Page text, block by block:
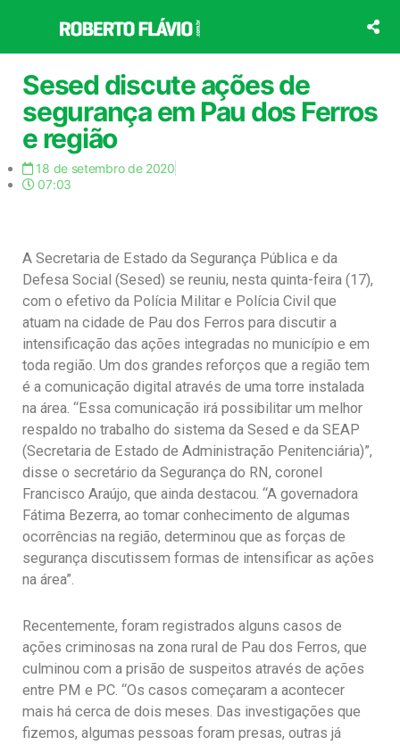
o
conteúdo
Sesed discute ações de
segurança em Pau dos Ferros
e região
18 de setembro de 2020
07:03
A Secretaria de Estado da Segurança Pública e da
Defesa Social (Sesed) se reuniu, nesta quinta-feira (17),
com o efetivo da Polícia Militar e Polícia Civil que
atuam na cidade de Pau dos Ferros para discutir a
intensificação das ações integradas no município e em
toda região. Um dos grandes reforços que a região tem
é a comunicação digital através de uma torre instalada
na área. “Essa comunicação irá possibilitar um melhor
respaldo no trabalho do sistema da Sesed e da SEAP
(Secretaria de Estado de Administração Penitenciária)”,
disse o secretário da Segurança do RN, coronel
Francisco Araújo, que ainda destacou. “A governadora
Fátima Bezerra, ao tomar conhecimento de algumas
ocorrências na região, determinou que as forças de
segurança discutissem formas de intensificar as ações
na área”.
Recentemente, foram registrados alguns casos de
ações criminosas na zona rural de Pau dos Ferros, que
culminou com a prisão de suspeitos através de ações
entre PM e PC. “Os casos começaram a acontecer
mais há cerca de dois meses. Das investigações que
fizemos, algumas pessoas foram presas, outras já